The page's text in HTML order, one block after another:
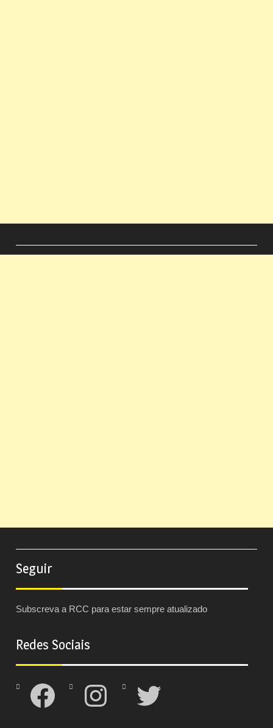
Seguir
Subscreva a RCC para estar sempre atualizado
Redes Sociais
Facebook Instagram Twitter